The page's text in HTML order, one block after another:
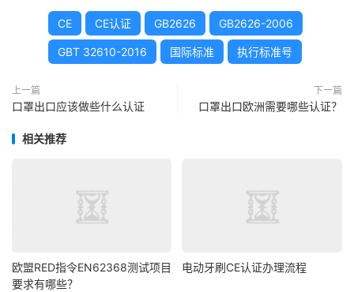
CE CE认证 GB2626 GB2626-2006
GBT 32610-2016 国际标准 执行标准号
上一篇
口罩出口应该做些什么认证
下一篇
口罩出口欧洲需要哪些认证？
相关推荐
欧盟RED指令EN62368测试项目
要求有哪些？
电动牙刷CE认证办理流程